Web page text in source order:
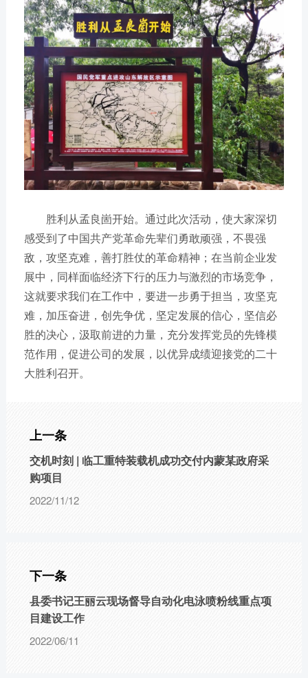
胜利从孟良崮开始。通过此次活动，使大家深切
感受到了中国共产党革命先辈们勇敢顽强，不畏强
敌，攻坚克难，善打胜仗的革命精神；在当前企业发
展中，同样面临经济下行的压力与激烈的市场竞争，
这就要求我们在工作中，要进一步勇于担当，攻坚克
难，加压奋进，创先争优，坚定发展的信心，坚信必
胜的决心，汲取前进的力量，充分发挥党员的先锋模
范作用，促进公司的发展，以优异成绩迎接党的二十
大胜利召开。
上一条
交机时刻 | 临工重特装载机成功交付内蒙某政府采
购项目
2022/11/12
下一条
县委书记王丽云现场督导自动化电泳喷粉线重点项
目建设工作
2022/06/11